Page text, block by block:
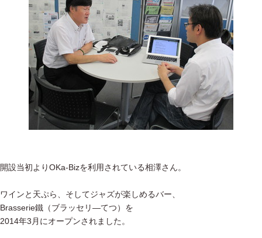
開設当初よりOKa-Bizを利用されている相澤さん。
ワインと天ぷら、そしてジャズが楽しめるバー、
Brasserie鐵（ブラッセリ―てつ）を
2014年3月にオープンされました。